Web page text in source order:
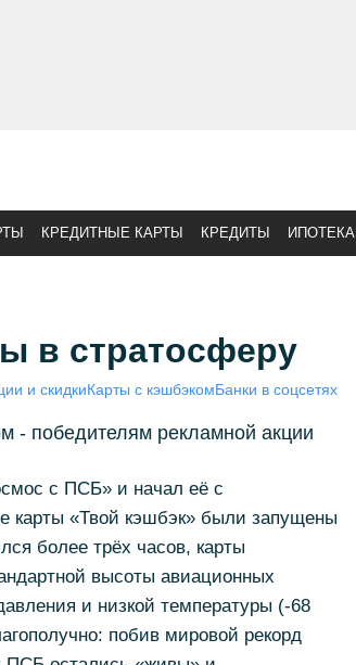
КРЕДИТНЫЕ КАРТЫ КРЕДИТЫ ИПОТЕКА
в стратосферу
и скидкиКарты с кэшбэкомБанки в соцсетях
- победителям рекламной акции
с ПСБ» и начал её с
карты «Твой кэшбэк» были запущены
более трёх часов, карты
высоты авиационных
и низкой температуры (-68
побив мировой рекорд